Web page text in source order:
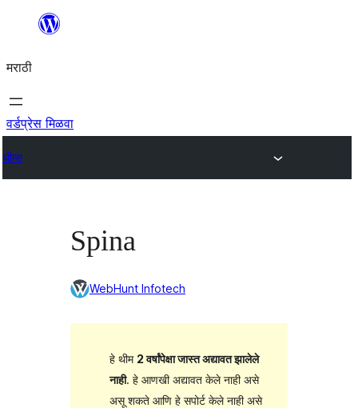
सामुग्रीवर
मराठी
वर्डप्रेस मिळवा
थीम्स
Spina
WebHunt Infotech
हे थीम 2 वर्षांपेक्षा जास्त अद्यावत झालेले
नाही. हे आणखी अद्यावत केले नाही असे
असू शकते आणि हे सपोर्ट केले नाही असे